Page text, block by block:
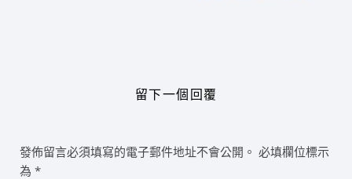
留下一個回覆
發佈留言必須填寫的電子郵件地址不會公開。 必填欄位標示
為 *